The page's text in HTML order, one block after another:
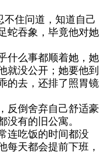
住问道，知道自己
蛇吞象，毕竟他对她
么事都顺着她，她
就没公开；她要他到
的去，还排了照胃镜
倒舍弃自己舒适豪
没有的旧公寓。
吃饭的时间都没
每天都会提前下班，